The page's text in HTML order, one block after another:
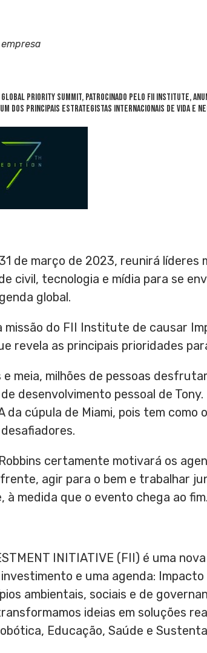
PRIORITY Summit, patrocinado pelo FII Institute,
dos principais estrategistas internacionais de vida e
de março de 2023, reunirá líderes
civil, tecnologia e mídia para se
global.
missão do FII Institute de causar
revela as principais prioridades
meia, milhões de pessoas
desenvolvimento pessoal de Tony.
da cúpula de Miami, pois tem como
certamente motivará os
agir para o bem e trabalhar
à medida que o evento chega ao fim.
INITIATIVE (FII) é uma
e uma agenda: Impacto
ambientais, sociais e de
ideias em soluções
Educação, Saúde e